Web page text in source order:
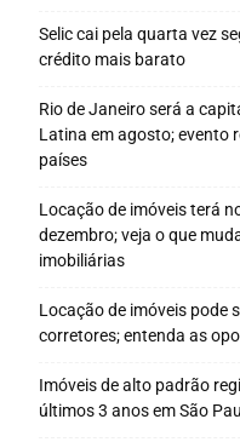
Selic cai pela quarta vez
crédito mais barato
Rio de Janeiro será a
Latina em agosto; evento
países
Locação de imóveis terá
dezembro; veja o que
imobiliárias
Locação de imóveis pode
corretores; entenda as
Imóveis de alto padrão
últimos 3 anos em São